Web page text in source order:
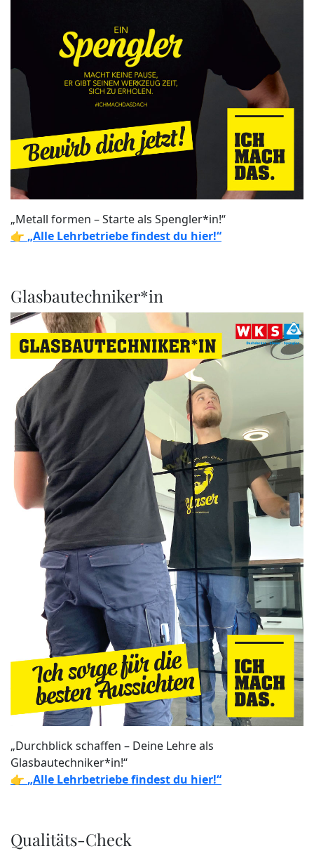
„Metall formen – Starte als Spengler*in!“
👉 „Alle Lehrbetriebe findest du hier!“
Glasbautechniker*in
„Durchblick schaffen – Deine Lehre als
Glasbautechniker*in!“
👉 „Alle Lehrbetriebe findest du hier!“
Qualitäts-Check